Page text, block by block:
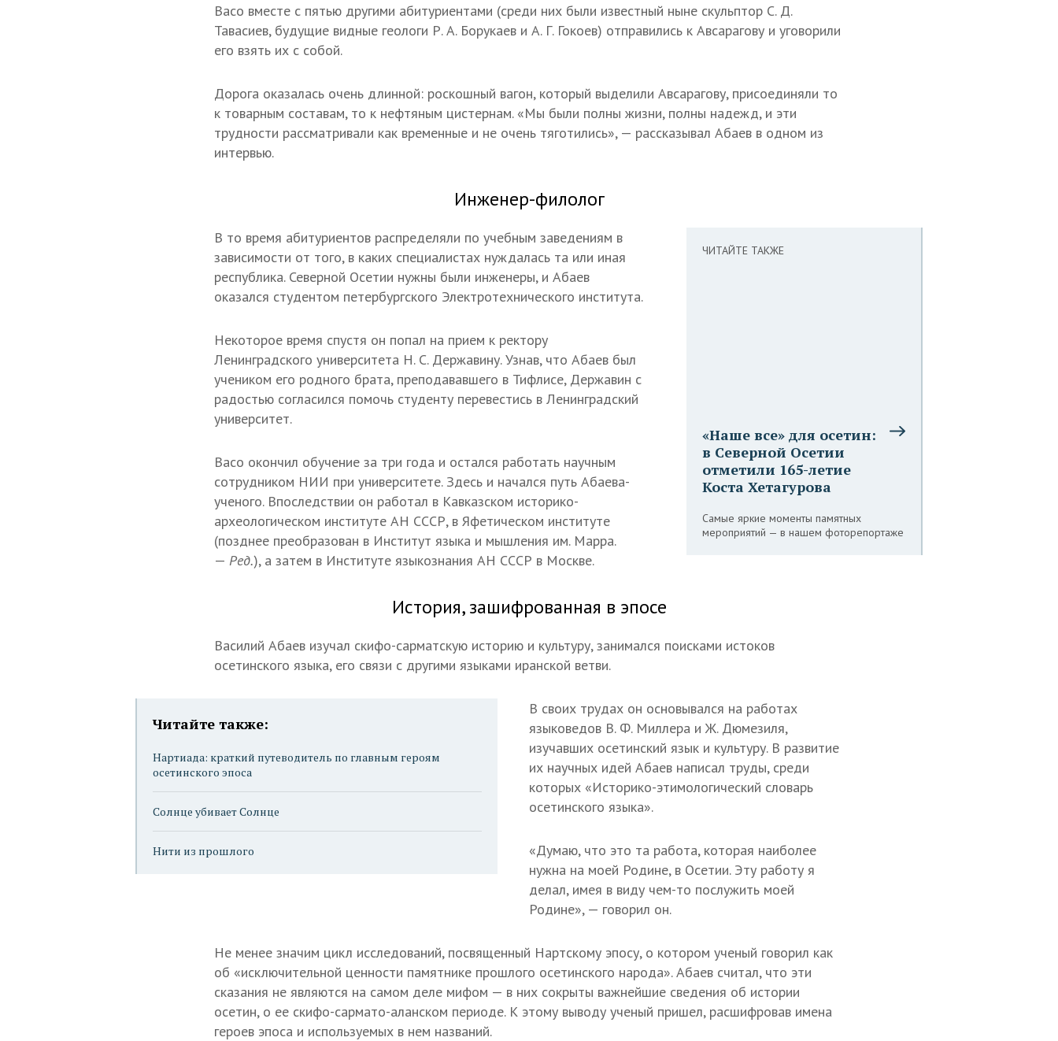
Васо вместе с пятью другими абитуриентами (среди них были известный ныне скульптор С. Д.
Тавасиев, будущие видные геологи Р. А. Борукаев и А. Г. Гокоев) отправились к Авсарагову и уговорили
его взять их с собой.
Дорога оказалась очень длинной: роскошный вагон, который выделили Авсарагову, присоединяли то
к товарным составам, то к нефтяным цистернам. «Мы были полны жизни, полны надежд, и эти
трудности рассматривали как временные и не очень тяготились», — рассказывал Абаев в одном из
интервью.
Инженер-филолог
ЧИТАЙТЕ ТАКЖЕ
«Наше все» для осетин:
в Северной Осетии
отметили 165-летие
Коста Хетагурова
Самые яркие моменты памятных
мероприятий — в нашем фоторепортаже
В то время абитуриентов распределяли по учебным заведениям в
зависимости от того, в каких специалистах нуждалась та или иная
республика. Северной Осетии нужны были инженеры, и Абаев
оказался студентом петербургского Электротехнического института.
Некоторое время спустя он попал на прием к ректору
Ленинградского университета Н. С. Державину. Узнав, что Абаев был
учеником его родного брата, преподававшего в Тифлисе, Державин с
радостью согласился помочь студенту перевестись в Ленинградский
университет.
Васо окончил обучение за три года и остался работать научным
сотрудником НИИ при университете. Здесь и начался путь Абаева-
ученого. Впоследствии он работал в Кавказском историко-
археологическом институте АН СССР, в Яфетическом институте
(позднее преобразован в Институт языка и мышления им. Марра.
— Ред.), а затем в Институте языкознания АН СССР в Москве.
История, зашифрованная в эпосе
Василий Абаев изучал скифо-сарматскую историю и культуру, занимался поисками истоков
осетинского языка, его связи с другими языками иранской ветви.
Читайте также:
Нартиада: краткий путеводитель по главным героям
осетинского эпоса
Солнце убивает Солнце
Нити из прошлого
В своих трудах он основывался на работах
языковедов В. Ф. Миллера и Ж. Дюмезиля,
изучавших осетинский язык и культуру. В развитие
их научных идей Абаев написал труды, среди
которых «Историко-этимологический словарь
осетинского языка».
«Думаю, что это та работа, которая наиболее
нужна на моей Родине, в Осетии. Эту работу я
делал, имея в виду чем-то послужить моей
Родине», — говорил он.
Не менее значим цикл исследований, посвященный Нартскому эпосу, о котором ученый говорил как
об «исключительной ценности памятнике прошлого осетинского народа». Абаев считал, что эти
сказания не являются на самом деле мифом — в них сокрыты важнейшие сведения об истории
осетин, о ее скифо-сармато-аланском периоде. К этому выводу ученый пришел, расшифровав имена
героев эпоса и используемых в нем названий.